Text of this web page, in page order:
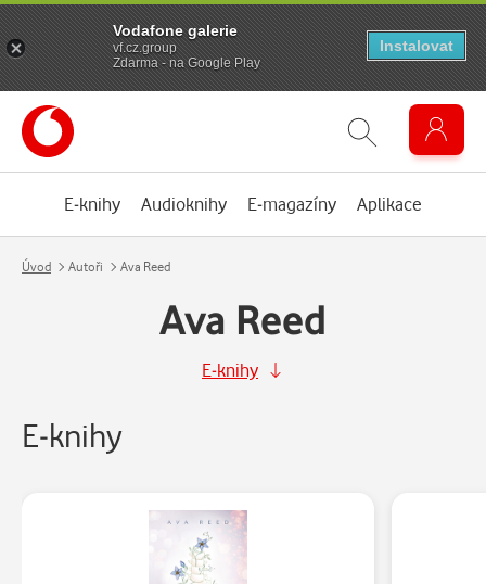
E-knihy Audioknihy E-magazíny Aplikace
Úvod Autoři Ava Reed
Ava Reed
E-knihy
E-knihy
Vodafone galerie
vf.cz.group
Zdarma - na Google Play
Instalovat